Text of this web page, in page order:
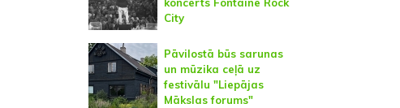
koncerts Fontaine Rock
City
Pāvilostā būs sarunas
un mūzika ceļā uz
festivālu "Liepājas
Mākslas forums"